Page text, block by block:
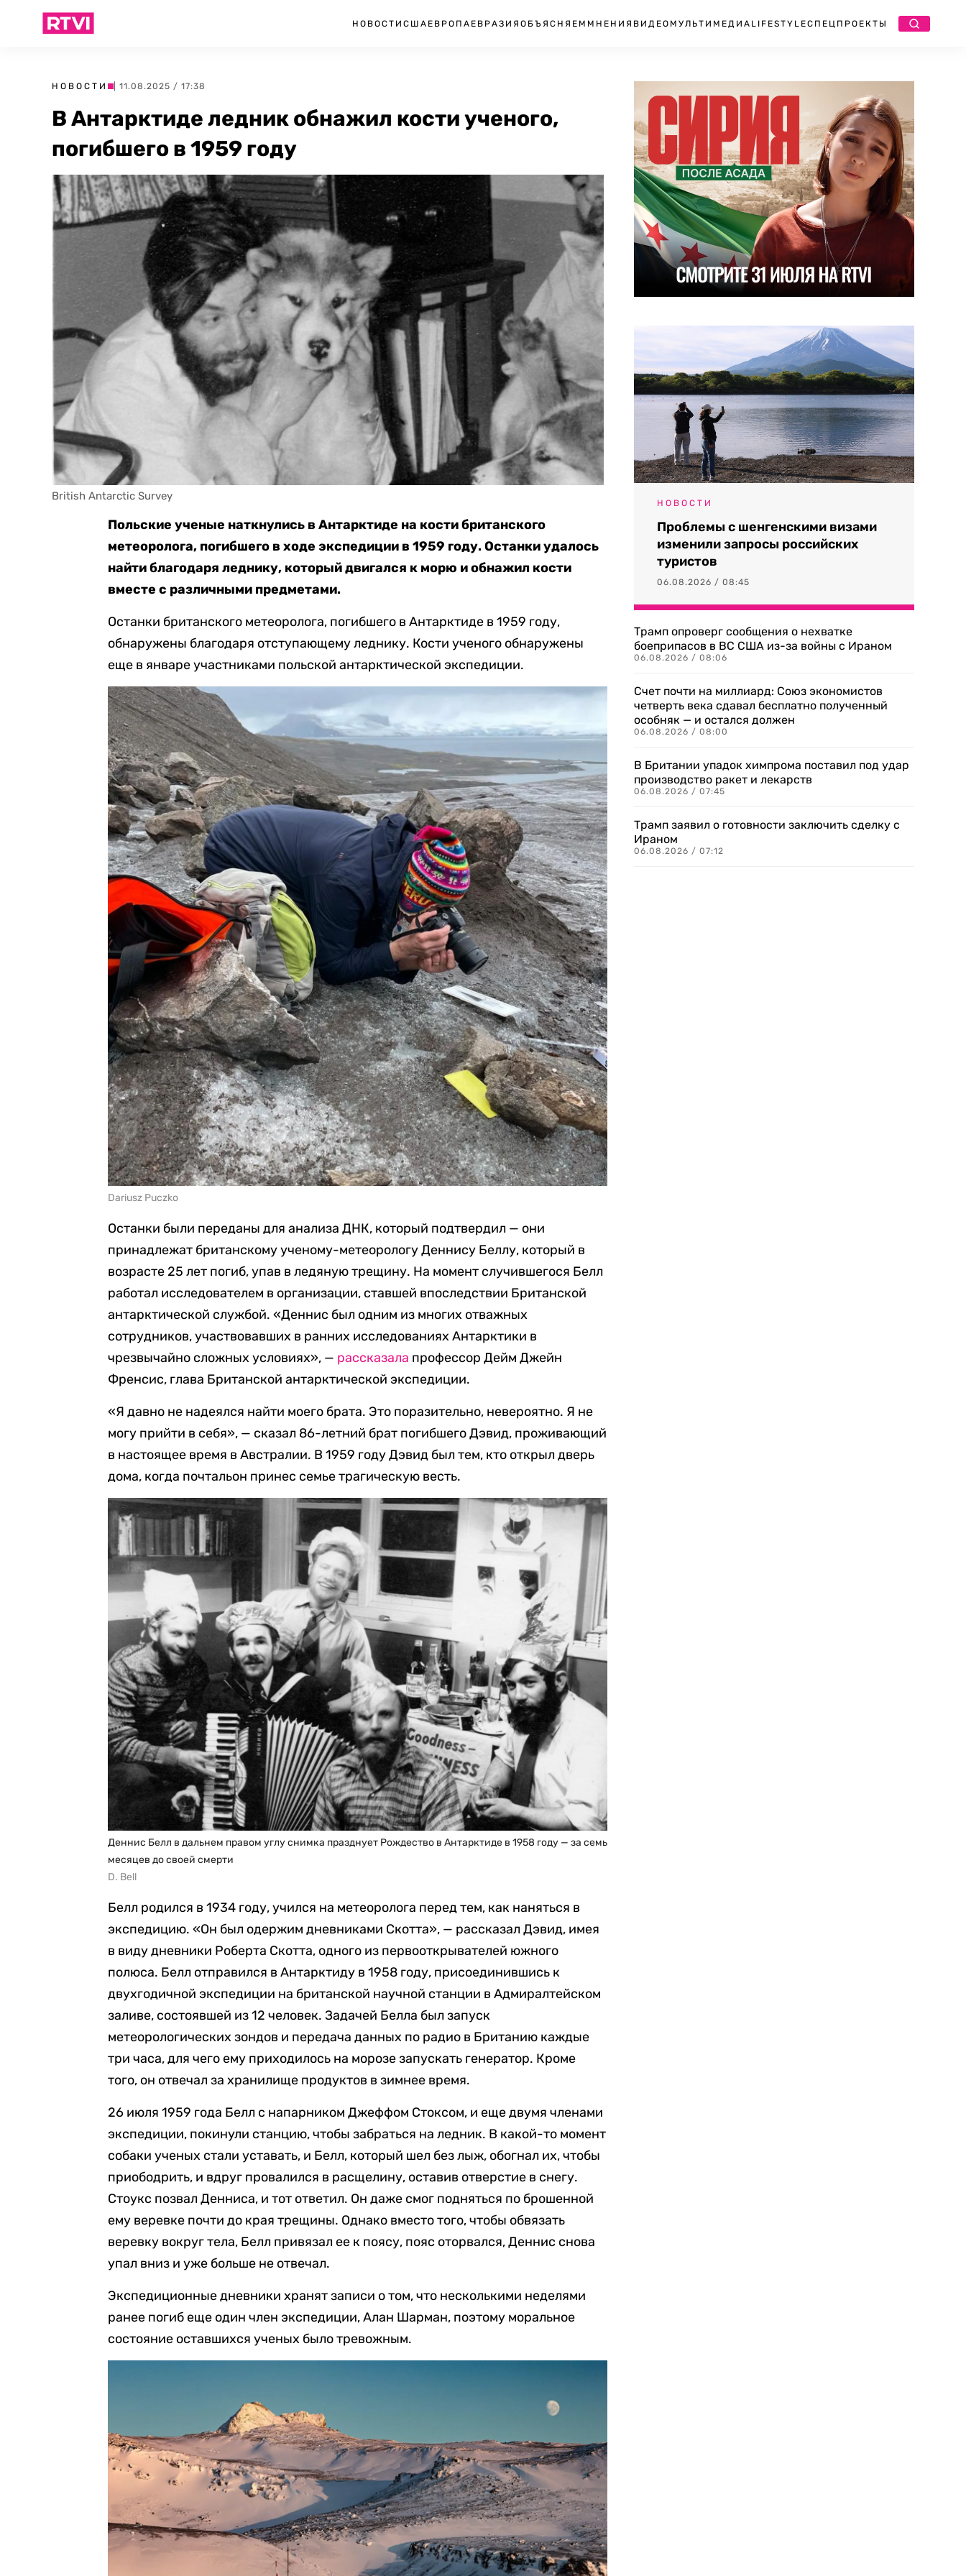
НОВОСТИ США ЕВРОПА ЕВРАЗИЯ ОБЪЯСНЯЕМ МНЕНИЯ ВИДЕО МУЛЬТИМЕДИА LIFESTYLEСПЕЦПРОЕКТЫ
НОВОСТИ | 11.08.2025 / 17:38
В Антарктиде ледник обнажил кости ученого,
погибшего в 1959 году
British Antarctic Survey
Польские ученые наткнулись в Антарктиде на кости британского
метеоролога, погибшего в ходе экспедиции в 1959 году. Останки удалось
найти благодаря леднику, который двигался к морю и обнажил кости
вместе с различными предметами.
Останки британского метеоролога, погибшего в Антарктиде в 1959 году,
обнаружены благодаря отступающему леднику. Кости ученого обнаружены
еще в январе участниками польской антарктической экспедиции.
Dariusz Puczko
Останки были переданы для анализа ДНК, который подтвердил — они
принадлежат британскому ученому-метеорологу Деннису Беллу, который в
возрасте 25 лет погиб, упав в ледяную трещину. На момент случившегося Белл
работал исследователем в организации, ставшей впоследствии Британской
антарктической службой. «Деннис был одним из многих отважных
сотрудников, участвовавших в ранних исследованиях Антарктики в
чрезвычайно сложных условиях», — рассказала профессор Дейм Джейн
Френсис, глава Британской антарктической экспедиции.
«Я давно не надеялся найти моего брата. Это поразительно, невероятно. Я не
могу прийти в себя», — сказал 86-летний брат погибшего Дэвид, проживающий
в настоящее время в Австралии. В 1959 году Дэвид был тем, кто открыл дверь
дома, когда почтальон принес семье трагическую весть.
Деннис Белл в дальнем правом углу снимка празднует Рождество в Антарктиде в 1958 году — за семь
месяцев до своей смерти
D. Bell
Белл родился в 1934 году, учился на метеоролога перед тем, как наняться в
экспедицию. «Он был одержим дневниками Скотта», — рассказал Дэвид, имея
в виду дневники Роберта Скотта, одного из первооткрывателей южного
полюса. Белл отправился в Антарктиду в 1958 году, присоединившись к
двухгодичной экспедиции на британской научной станции в Адмиралтейском
заливе, состоявшей из 12 человек. Задачей Белла был запуск
метеорологических зондов и передача данных по радио в Британию каждые
три часа, для чего ему приходилось на морозе запускать генератор. Кроме
того, он отвечал за хранилище продуктов в зимнее время.
26 июля 1959 года Белл с напарником Джеффом Стоксом, и еще двумя членами
экспедиции, покинули станцию, чтобы забраться на ледник. В какой-то момент
собаки ученых стали уставать, и Белл, который шел без лыж, обогнал их, чтобы
приободрить, и вдруг провалился в расщелину, оставив отверстие в снегу.
Стоукс позвал Денниса, и тот ответил. Он даже смог подняться по брошенной
ему веревке почти до края трещины. Однако вместо того, чтобы обвязать
веревку вокруг тела, Белл привязал ее к поясу, пояс оторвался, Деннис снова
упал вниз и уже больше не отвечал.
Экспедиционные дневники хранят записи о том, что несколькими неделями
ранее погиб еще один член экспедиции, Алан Шарман, поэтому моральное
состояние оставшихся ученых было тревожным.
НОВОСТИ
Проблемы с шенгенскими визами
изменили запросы российских
туристов
06.08.2026 / 08:45
Трамп опроверг сообщения о нехватке
боеприпасов в ВС США из-за войны с Ираном
06.08.2026 / 08:06
Счет почти на миллиард: Союз экономистов
четверть века сдавал бесплатно полученный
особняк — и остался должен
06.08.2026 / 08:00
В Британии упадок химпрома поставил под удар
производство ракет и лекарств
06.08.2026 / 07:45
Трамп заявил о готовности заключить сделку с
Ираном
06.08.2026 / 07:12